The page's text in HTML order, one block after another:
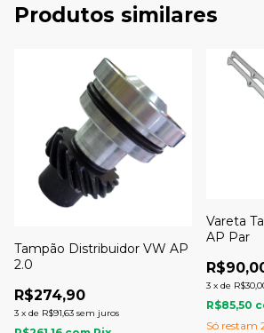
Produtos similares
Tampão Distribuidor VW AP
2.0
R$274,90
3 x de R$91,63 sem juros
Vareta
AP Par
3 x de
R$85,50
Só restam